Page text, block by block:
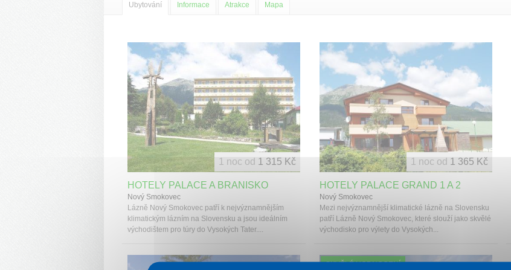
Ubytování Informace Atrakce Mapa
HOTELY PALACE A BRANISKO
Nový Smokovec
Lázně Nový Smokovec patří k nejvýznamnějším
klimatickým lázním na Slovensku a jsou ideálním
východištem pro túry do Vysokých Tater....
1 noc od 1 315 Kč
HOTELY PALACE GRAND 1 A 2
Nový Smokovec
Mezi nejvýznamnější klimatické lázně na Slovensku
patří Lázně Nový Smokovec, které slouží jako skvělé
východisko pro výlety do Vysokých...
1 noc od 1 365 Kč
SKVĚLÉ HODNOCENÍ